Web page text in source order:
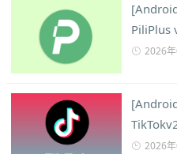
PiliPlus
2026
2026